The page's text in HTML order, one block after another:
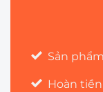
Sản
Hoàn